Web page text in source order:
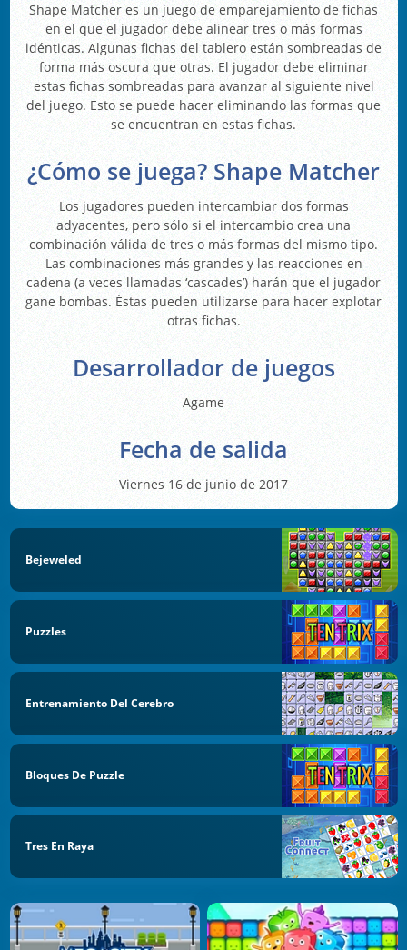
Shape Matcher es un juego de emparejamiento de fichas
en el que el jugador debe alinear tres o más formas
idénticas. Algunas fichas del tablero están sombreadas de
forma más oscura que otras. El jugador debe eliminar
estas fichas sombreadas para avanzar al siguiente nivel
del juego. Esto se puede hacer eliminando las formas que
se encuentran en estas fichas.
¿Cómo se juega? Shape Matcher
Los jugadores pueden intercambiar dos formas
adyacentes, pero sólo si el intercambio crea una
combinación válida de tres o más formas del mismo tipo.
Las combinaciones más grandes y las reacciones en
cadena (a veces llamadas ‘cascades’) harán que el jugador
gane bombas. Éstas pueden utilizarse para hacer explotar
otras fichas.
Desarrollador de juegos
Agame
Fecha de salida
Viernes 16 de junio de 2017
Bejeweled
Puzzles
Entrenamiento Del Cerebro
Bloques De Puzzle
Tres En Raya